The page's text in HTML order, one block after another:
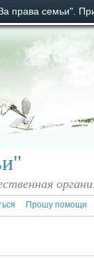
права семьи".
Прошу помощи